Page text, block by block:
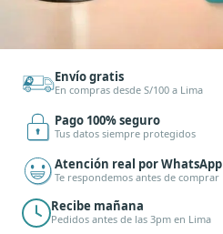
Envío gratis
En compras desde S/100 a Lima
Pago 100% seguro
Tus datos siempre protegidos
Atención real por WhatsApp
Te respondemos antes de comprar
Recibe mañana
Pedidos antes de las 3pm en Lima